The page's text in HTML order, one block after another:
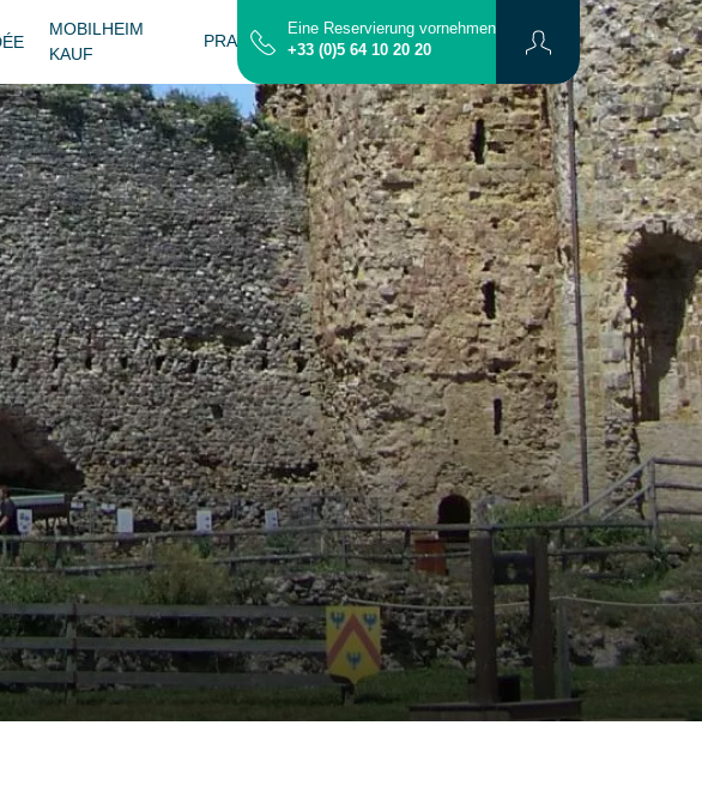
MOBILHEIM
KAUF
PRAKTISCHE INFO KONTAKT PLAN
Eine Reservierung vornehmen
+33 (0)5 64 10 20 20